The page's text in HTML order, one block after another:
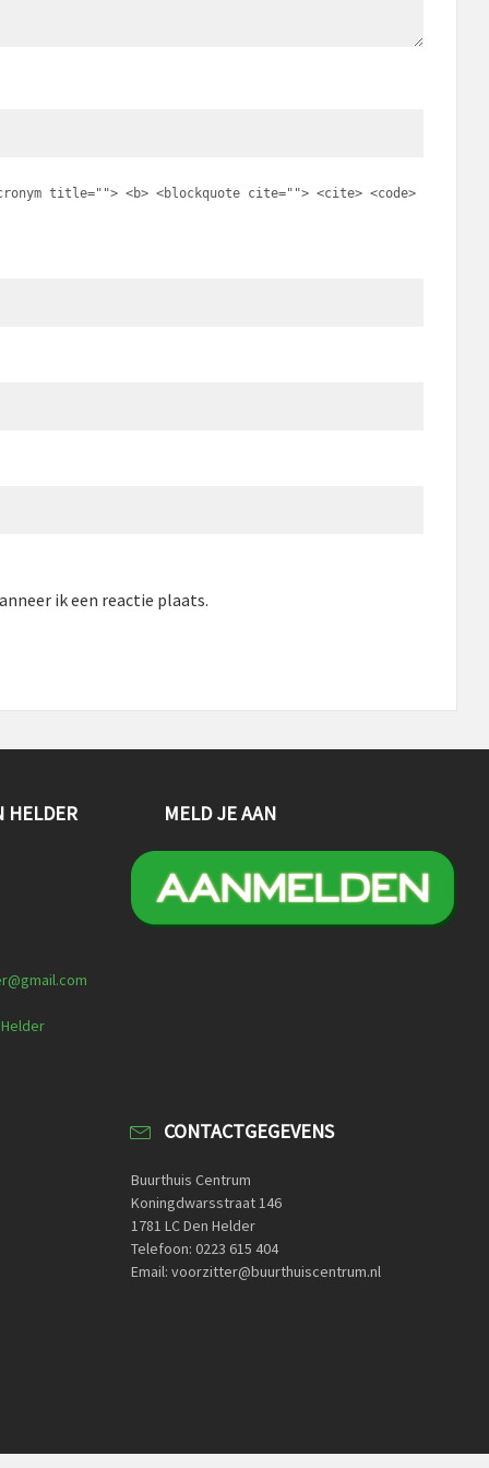
title=""> <b> <blockquote cite=""> <cite> <code>
ik een reactie plaats.
HELDER MELD JE AAN
CONTACTGEGEVENS
Buurthuis Centrum
Koningdwarsstraat 146
1781 LC Den Helder
Telefoon: 0223 615 404
Email: voorzitter@buurthuiscentrum.nl